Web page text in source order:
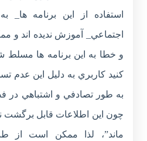
استفاده از اين برنامه
اجتماعي_ آموزش نديده اند
و خطا به اين برنامه ها مسلط
کنيد کاربري به دليل اين عدم
به طور تصادفي و اشتباهي در
چون اين اطلاعات قابل
ماند”، لذا ممکن است از